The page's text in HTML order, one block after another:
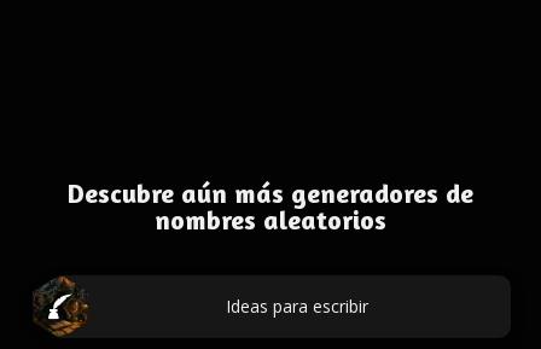
Descubre aún más generadores de
nombres aleatorios
Ideas para escribir